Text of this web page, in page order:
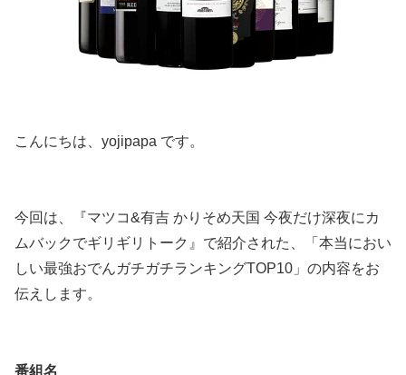
こんにちは、yojipapa です。
今回は、『マツコ&有吉 かりそめ天国 今夜だけ深夜にカ
ムバックでギリギリトーク』で紹介された、「本当におい
しい最強おでんガチガチランキングTOP10」の内容をお
伝えします。
番組名